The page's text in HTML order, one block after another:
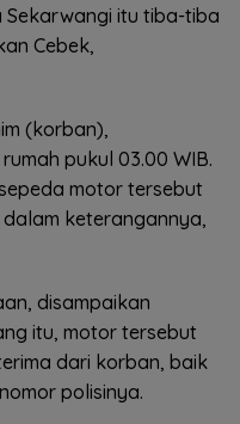
itu tiba-tiba
Cebek,
(korban),
pukul 03.00 WIB.
motor tersebut
keterangannya,
disampaikan
itu, motor tersebut
dari korban, baik
polisinya.